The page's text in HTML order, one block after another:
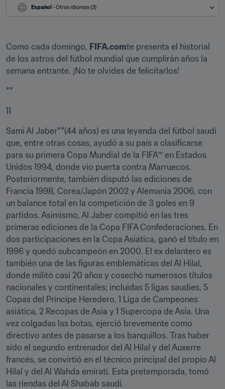
Español - Otros idiomas (3)
Como cada domingo, FIFA.comte presenta el historial
de los astros del fútbol mundial que cumplirán años la
semana entrante. ¡No te olvides de felicitarlos!
**
11
Sami Al Jaber**(44 años) es una leyenda del fútbol saudí
que, entre otras cosas, ayudó a su país a clasificarse
para su primera Copa Mundial de la FIFA™ en Estados
Unidos 1994, donde vio puerta contra Marruecos.
Posteriormente, también disputó las ediciones de
Francia 1998, Corea/Japón 2002 y Alemania 2006, con
un balance total en la competición de 3 goles en 9
partidos. Asimismo, Al Jaber compitió en las tres
primeras ediciones de la Copa FIFA Confederaciones. En
dos participaciones en la Copa Asiática, ganó el título en
1996 y quedó subcampeón en 2000. El ex delantero es
también una de las figuras emblemáticas del Al Hilal,
donde militó casi 20 años y cosechó numerosos títulos
nacionales y continentales; incluidas 5 ligas saudíes, 5
Copas del Príncipe Heredero, 1 Liga de Campeones
asiática, 2 Recopas de Asia y 1 Supercopa de Asia. Una
vez colgadas las botas, ejerció brevemente como
directivo antes de pasarse a los banquillos. Tras haber
sido el segundo entrenador del Al Hilal y del Auxerre
francés, se convirtió en el técnico principal del propio Al
Hilal y del Al Wahda emiratí. Esta pretemporada, tomó
las riendas del Al Shabab saudí.